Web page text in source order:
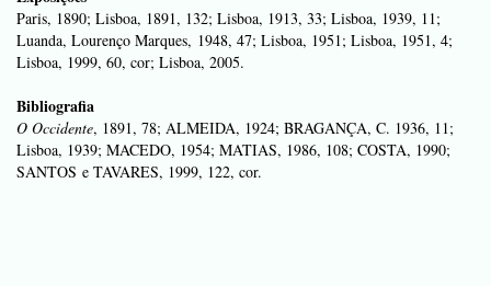
Paris, 1890; Lisboa, 1891, 132; Lisboa, 1913, 33; Lisboa, 1939, 11;
Luanda, Lourenço Marques, 1948, 47; Lisboa, 1951; Lisboa, 1951, 4;
Lisboa, 1999, 60, cor; Lisboa, 2005.
Bibliografia
O Occidente, 1891, 78; ALMEIDA, 1924; BRAGANÇA, C. 1936, 11;
Lisboa, 1939; MACEDO, 1954; MATIAS, 1986, 108; COSTA, 1990;
SANTOS e TAVARES, 1999, 122, cor.